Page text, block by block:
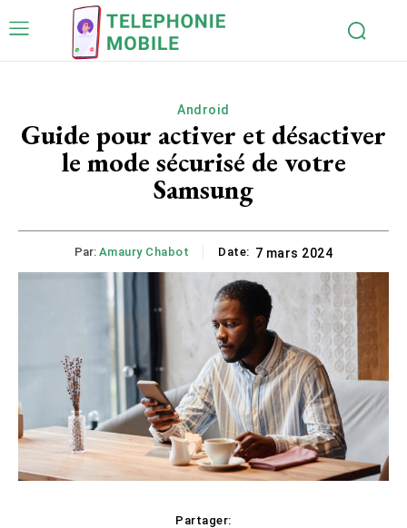
Android
Guide pour activer et désactiver
le mode sécurisé de votre
Samsung
Par: Amaury Chabot Date: 7 mars 2024
Partager: